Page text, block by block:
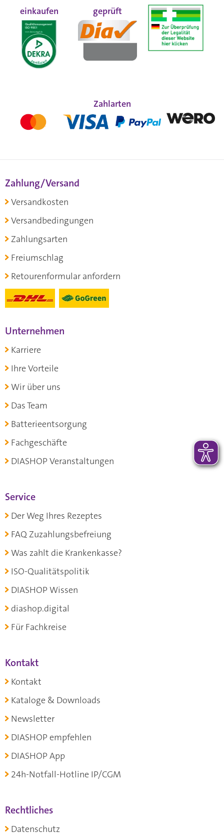
einkaufen
geprüft
Zahlarten
Zahlung/Versand
Versandkosten
Versandbedingungen
Zahlungsarten
Freiumschlag
Retourenformular anfordern
Unternehmen
Karriere
Ihre Vorteile
Wir über uns
Das Team
Batterieentsorgung
Fachgeschäfte
DIASHOP Veranstaltungen
Service
Der Weg Ihres Rezeptes
FAQ Zuzahlungsbefreiung
Was zahlt die Krankenkasse?
ISO-Qualitätspolitik
DIASHOP Wissen
diashop.digital
Für Fachkreise
Kontakt
Kontakt
Kataloge & Downloads
Newsletter
DIASHOP empfehlen
DIASHOP App
24h-Notfall-Hotline IP/CGM
Rechtliches
Datenschutz